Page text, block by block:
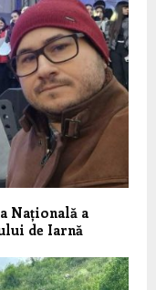
Națională a
de Iarnă